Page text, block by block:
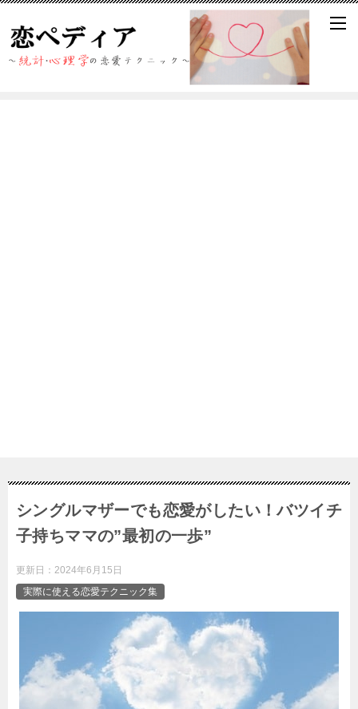
シングルマザーでも恋愛がしたい！バツイチ
子持ちママの”最初の一歩”
更新日： 2024年6月15日
実際に使える恋愛テクニック集